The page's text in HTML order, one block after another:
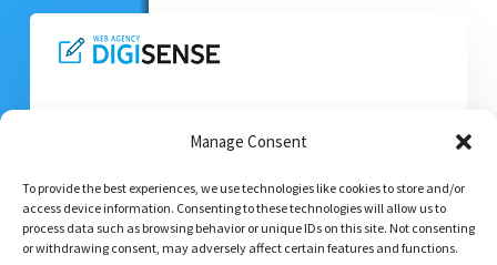
Manage Consent
To provide the best experiences, we use technologies like cookies to store and/or
access device information. Consenting to these technologies will allow us to
process data such as browsing behavior or unique IDs on this site. Not consenting
or withdrawing consent, may adversely affect certain features and functions.
MENTIONS LÉGALES
CONTACT
CONFIDENTIALITE